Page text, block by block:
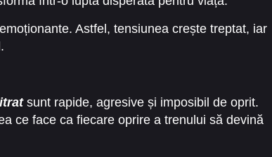
Astfel, tensiunea crește treptat, iar
sunt rapide, agresive și imposibil de oprit.
ce face ca fiecare oprire a trenului să devină